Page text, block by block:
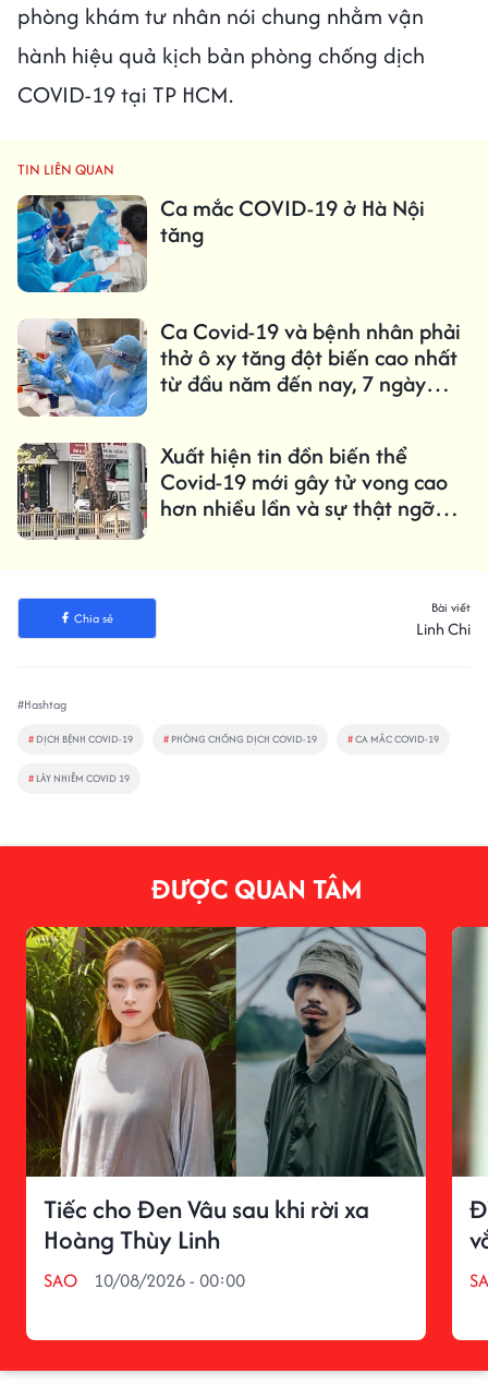
phòng khám tư nhân nói chung nhằm vận
hành hiệu quả kịch bản phòng chống dịch
COVID-19 tại TP HCM.
TIN LIÊN QUAN
Ca mắc COVID-19 ở Hà Nội
tăng
Ca Covid-19 và bệnh nhân phải
thở ô xy tăng đột biến cao nhất
từ đầu năm đến nay, 7 ngày
Xuất hiện tin đồn biến thể
Covid-19 mới gây tử vong cao
hơn nhiều lần và sự thật ngỡ
Chia sẻ
Bài viết
Linh Chi
#Hashtag
# DỊCH BỆNH COVID-19 # PHÒNG CHỐNG DỊCH COVID-19 #CA MẮC COVID-19
# LÂY NHIỄM COVID 19
ĐƯỢC QUAN TÂM
Tiếc cho Đen Vâu sau khi rời xa
Hoàng Thùy Linh
SAO 10/08/2026 - 00:00